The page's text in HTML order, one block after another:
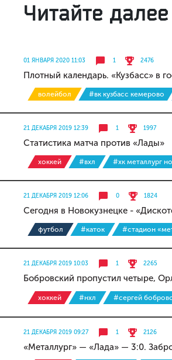
Читайте далее
01 ЯНВАРЯ 2020 11:03 1 2476
Плотный календарь. «Кузбасс» в
волейбол #вк кузбасс кемерово
21 ДЕКАБРЯ 2019 12:39 1 1997
Статистика матча против «Лады»
хоккей #вхл #хк металлург
21 ДЕКАБРЯ 2019 12:06 0 1824
Сегодня в Новокузнецке -
футбол #каток #стадион
21 ДЕКАБРЯ 2019 10:03 1 2265
Бобровский пропустил четыре,
хоккей #нхл #сергей
21 ДЕКАБРЯ 2019 09:27 1 2126
«Металлург» — «Лада» — 3:0.